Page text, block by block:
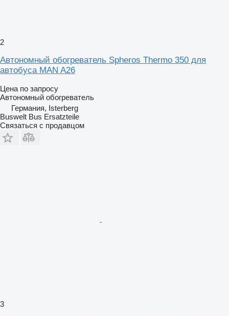
2
Автономный обогреватель Spheros Thermo 350 для
автобуса MAN A26
Цена по запросу
Автономный обогреватель
Германия, Isterberg
Buswelt Bus Ersatzteile
Связаться с продавцом
3